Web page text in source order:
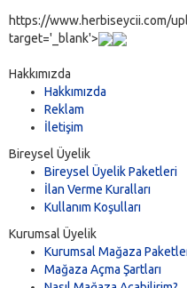
https://www.herbiseycii.com/
target='_blank'>
Hakkımızda
Hakkımızda
Reklam
İletişim
Bireysel Üyelik
Bireysel Üyelik Paketleri
İlan Verme Kuralları
Kullanım Koşulları
Kurumsal Üyelik
Kurumsal Mağaza
Mağaza Açma Şartları